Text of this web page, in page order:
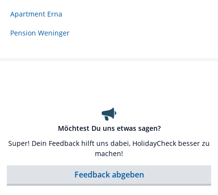
Apartment Erna
Pension Weninger
Möchtest Du uns etwas sagen?
Super! Dein Feedback hilft uns dabei, HolidayCheck besser zu
machen!
Feedback abgeben